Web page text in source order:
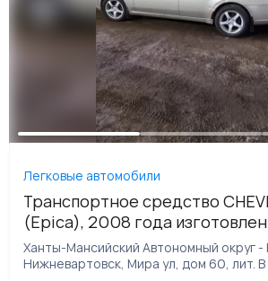
Легковые автомобили
Транспортное средство
(Epica), 2008 года изготовления,
идентификационный номер (VIN)
ХUULF69KJ80024119
Ханты-Мансийский Автономный округ
Нижневартовск, Мира ул, дом 60, лит. В